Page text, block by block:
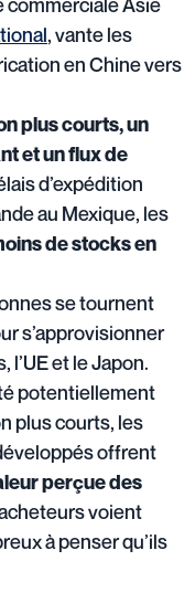
, vante les
en Chine vers
plus courts, un
et un flux de
d’expédition
au Mexique, les
de stocks en
se tournent
s’approvisionner
et le Japon.
potentiellement
plus courts, les
offrent
perçue des
voient
à penser qu’ils